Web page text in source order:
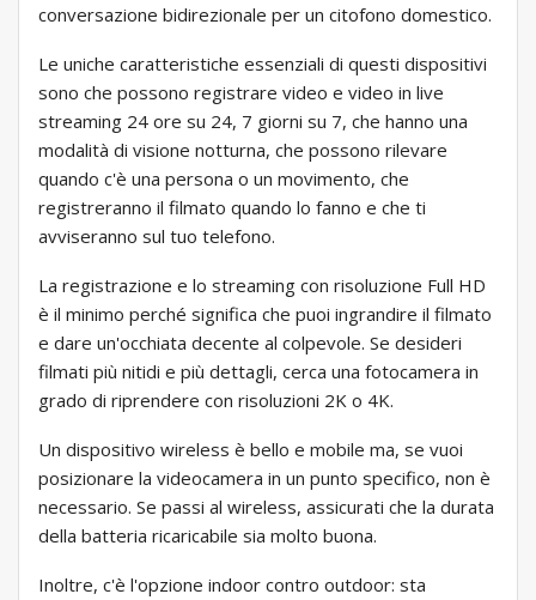
conversazione bidirezionale per un citofono domestico.
Le uniche caratteristiche essenziali di questi dispositivi
sono che possono registrare video e video in live
streaming 24 ore su 24, 7 giorni su 7, che hanno una
modalità di visione notturna, che possono rilevare
quando c'è una persona o un movimento, che
registreranno il filmato quando lo fanno e che ti
avviseranno sul tuo telefono.
La registrazione e lo streaming con risoluzione Full HD
è il minimo perché significa che puoi ingrandire il filmato
e dare un'occhiata decente al colpevole. Se desideri
filmati più nitidi e più dettagli, cerca una fotocamera in
grado di riprendere con risoluzioni 2K o 4K.
Un dispositivo wireless è bello e mobile ma, se vuoi
posizionare la videocamera in un punto specifico, non è
necessario. Se passi al wireless, assicurati che la durata
della batteria ricaricabile sia molto buona.
Inoltre, c'è l'opzione indoor contro outdoor: sta